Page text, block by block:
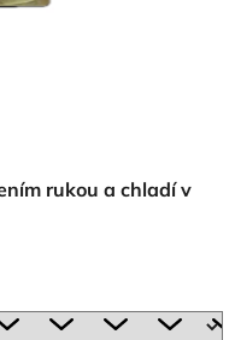
rukou a chladí v